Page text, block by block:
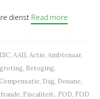
dienst Read more
, AAII, Actie, Ambtenaar,
, Betoging,
Compensatie, Dag, Douane,
, Fiscaliteit., FOD, FOD